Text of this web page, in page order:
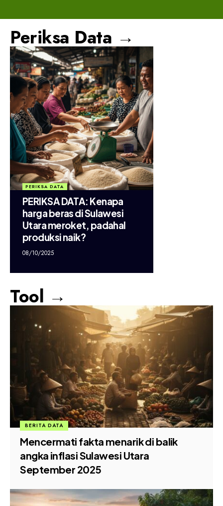
Periksa Data →
PERIKSA DATA
PERIKSA DATA: Kenapa
harga beras di Sulawesi
Utara meroket, padahal
produksi naik?
08/10/2025
Tool →
BERITA DATA
Mencermati fakta menarik di balik
angka inflasi Sulawesi Utara
September 2025